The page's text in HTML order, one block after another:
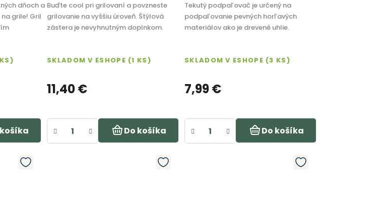
dňoch a
grile! Gril
Buďte cool pri grilovaní a povzneste
grilovanie na vyššiu úroveň. Štýlová
zástera je nevyhnutným doplnkom.
SKLADOM V ESHOPE (1 KS)
11,40 €
Do košíka
Tekutý podpaľovač je určený na
podpaľovanie pevných horľavých
materiálov ako je drevené uhlie.
SKLADOM V ESHOPE (3 KS)
7,99 €
Do košíka